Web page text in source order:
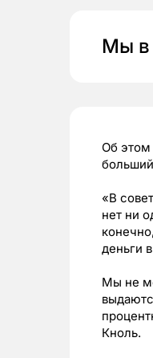
Мы в
Об этом
«В
нет ни
деньги
Мы не
Кноль.